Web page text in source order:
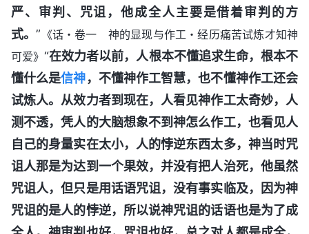
严、审判、咒诅，他成全人主要是借着审判的方
式。” 《话・卷一 神的显现与作工・经历痛苦试炼才知神
可爱》“在效力者以前，人根本不懂追求生命，根本不
懂什么是信神，不懂神作工智慧，也不懂神作工还会
试炼人。从效力者到现在，人看见神作工太奇妙，人
测不透，凭人的大脑想象不到神怎么作工，也看见人
自己的身量实在太小，人的悖逆东西太多，神当时咒
诅人那是为达到一个果效，并没有把人治死，他虽然
咒诅人，但只是用话语咒诅，没有事实临及，因为神
咒诅的是人的悖逆，所以说神咒诅的话语也是为了成